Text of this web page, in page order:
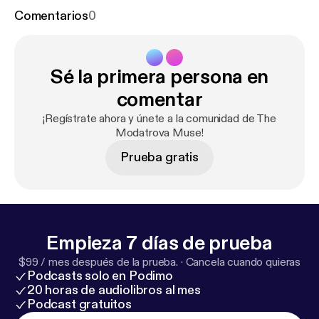
m.com/modatrova/
Comentarios0
Sé la primera persona en
comentar
¡Regístrate ahora y únete a la comunidad de The
Modatrova Muse!
Prueba gratis
Empieza 7 días de prueba
$99 / mes después de la prueba. · Cancela cuando quieras
Podcasts solo en Podimo
20 horas de audiolibros al mes
Podcast gratuitos